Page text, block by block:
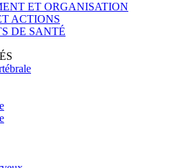
ET ORGANISATION
ACTIONS
DE SANTÉ